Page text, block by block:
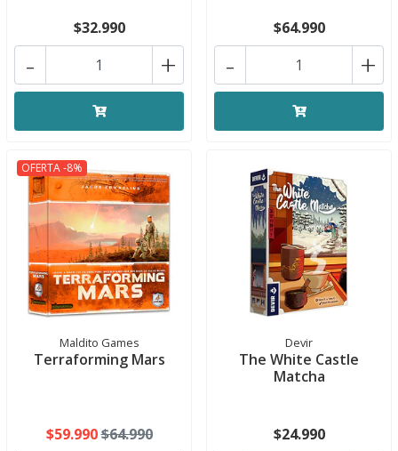
$32.990
+
-
$64.990
+
-
OFERTA -8%
Maldito Games
Terraforming Mars
$59.990$64.990
Devir
The White Castle
Matcha
$24.990